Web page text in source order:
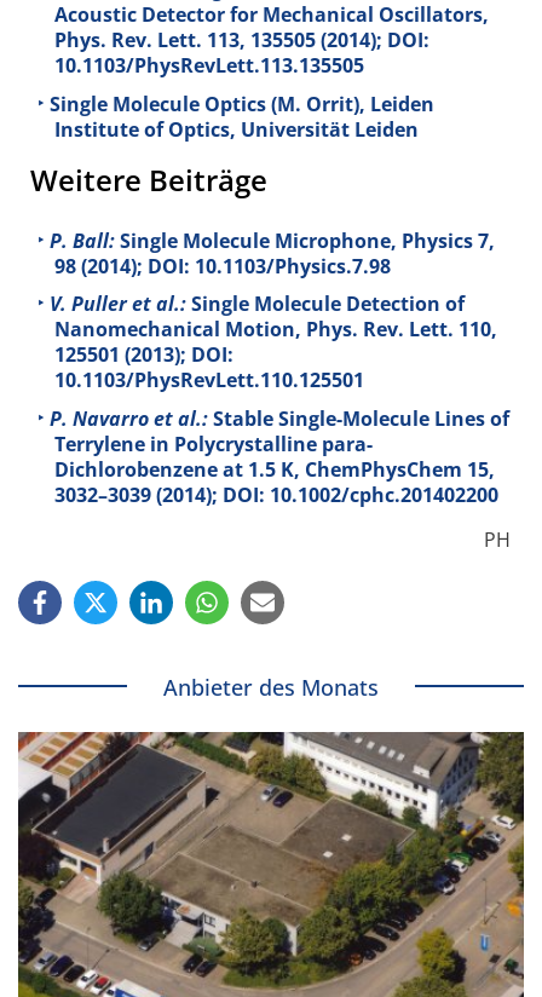
Acoustic Detector for Mechanical Oscillators,
Phys. Rev. Lett. 113, 135505 (2014); DOI:
10.1103/PhysRevLett.113.135505
Single Molecule Optics (M. Orrit), Leiden
Institute of Optics, Universität Leiden
Weitere Beiträge
P. Ball:Single Molecule Microphone, Physics7,
98 (2014); DOI: 10.1103/Physics.7.98
V. Puller et al.:Single Molecule Detection of
Nanomechanical Motion, Phys. Rev. Lett. 110,
125501 (2013); DOI:
10.1103/PhysRevLett.110.125501
P. Navarro et al.:Stable Single-Molecule Lines of
Terrylene in Polycrystalline para-
Dichlorobenzene at 1.5 K, ChemPhysChem 15,
3032–3039 (2014); DOI: 10.1002/cphc.201402200
PH
Anbieter des Monats